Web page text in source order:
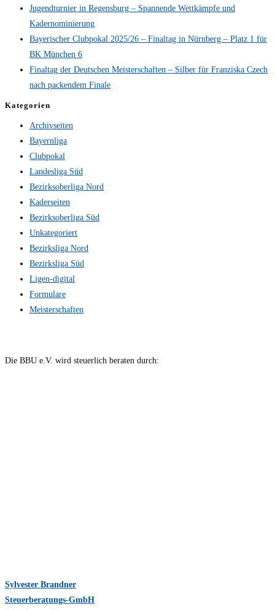
Jugendturnier in Regensburg – Spannende Wettkämpfe und
Kadernominierung
Bayerischer Clubpokal 2025/26 – Finaltag in Nürnberg – Platz 1 für
BK München 6
Finaltag der Deutschen Meisterschaften – Silber für Franziska Czech
nach packendem Finale
Kategorien
Archivseiten
Bayernliga
Clubpokal
Landesliga Süd
Bezirksoberliga Nord
Kaderseiten
Bezirksoberliga Süd
Unkategoriert
Bezirksliga Nord
Bezirksliga Süd
Ligen-digital
Formulare
Meisterschaften
Die BBU e.V. wird steuerlich beraten durch:
Sylvester Brandner
Steuerberatungs-GmbH